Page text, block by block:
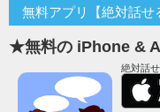
無料アプリ【絶対話せ
★無料の iPhone &
絶対話